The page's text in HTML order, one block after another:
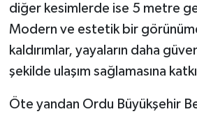
diğer kesimlerde ise 5 metre
Modern ve estetik bir
kaldırımlar, yayaların daha
şekilde ulaşım sağlamasına
Öte yandan Ordu Büyükşehir